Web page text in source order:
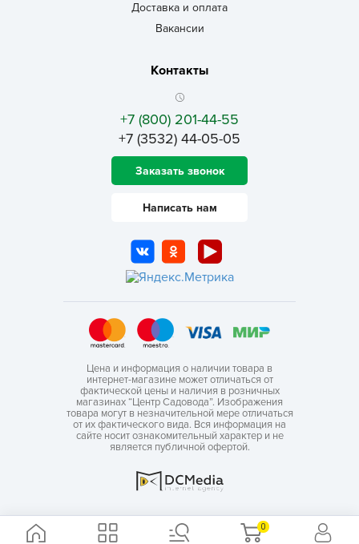
0
Доставка и оплата
Вакансии
Контакты
+7 (800) 201-44-55
+7 (3532) 44-05-05
Заказать звонок
Написать нам
Цена и информация о наличии товара в
интернет-магазине может отличаться от
фактической цены и наличия в розничных
магазинах “Центр Садовода”. Изображения
товара могут в незначительной мере отличаться
от их фактического вида. Вся информация на
сайте носит ознакомительный характер и не
является публичной офертой.